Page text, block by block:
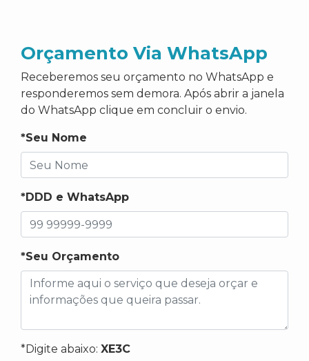
Orçamento Via WhatsApp
Receberemos seu orçamento no WhatsApp e
responderemos sem demora. Após abrir a janela
do WhatsApp clique em concluir o envio.
*Seu Nome
*DDD e WhatsApp
*Seu Orçamento
*Digite abaixo: XE3C